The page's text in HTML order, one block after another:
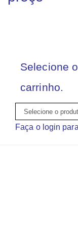
Selecione
carrinho.
Faça o login